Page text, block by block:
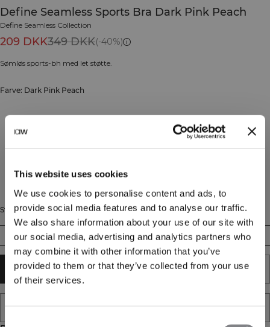
This website uses cookies
We use cookies to personalise content and ads, to
provide social media features and to analyse our traffic.
We also share information about your use of our site with
our social media, advertising and analytics partners who
may combine it with other information that you’ve
provided to them or that they’ve collected from your use
of their services.
Consent
Define Seamless Sports Bra Dark Pink Peach
Define Seamless Collection
209 DKK349 DKK(-40%)
Sømløs sports-bh med let støtte.
Farve: Dark Pink Peach
Størrelse
XS S M L XL XXL
TILFØJ TIL KURV
TILFØJ TIL ØNSKESKYEN